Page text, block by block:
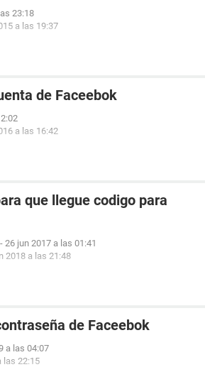
23:18
a las 19:37
de Faceebok
a las 16:42
que llegue codigo para
- 26 jun 2017 a las 01:41
2018 a las 21:48
de Faceebok
a las 04:07
las 22:15